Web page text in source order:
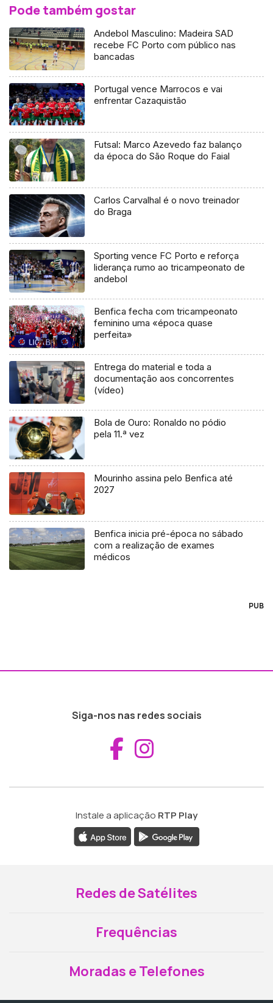
Pode também gostar
Andebol Masculino: Madeira SAD
recebe FC Porto com público nas
bancadas
Portugal vence Marrocos e vai
enfrentar Cazaquistão
Futsal: Marco Azevedo faz balanço
da época do São Roque do Faial
Carlos Carvalhal é o novo treinador
do Braga
Sporting vence FC Porto e reforça
liderança rumo ao tricampeonato de
andebol
Benfica fecha com tricampeonato
feminino uma «época quase
perfeita»
Entrega do material e toda a
documentação aos concorrentes
(vídeo)
Bola de Ouro: Ronaldo no pódio
pela 11.ª vez
Mourinho assina pelo Benfica até
2027
Benfica inicia pré-época no sábado
com a realização de exames
médicos
PUB
Siga-nos nas redes sociais
Aceder ao
Instale a aplicação RTP Play
Redes de Satélites
Frequências
Moradas e Telefones